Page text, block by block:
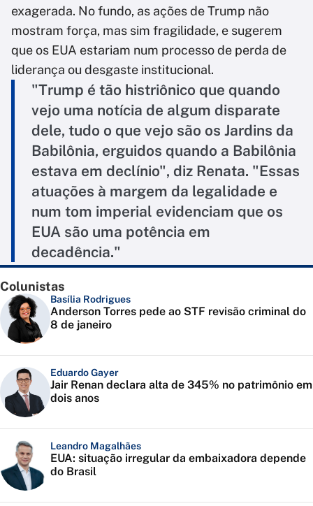
exagerada. No fundo, as ações de Trump não
mostram força, mas sim fragilidade, e sugerem
que os EUA estariam num processo de perda de
liderança ou desgaste institucional.
"Trump é tão histriônico que quando
vejo uma notícia de algum disparate
dele, tudo o que vejo são os Jardins da
Babilônia, erguidos quando a Babilônia
estava em declínio", diz Renata. "Essas
atuações à margem da legalidade e
num tom imperial evidenciam que os
EUA são uma potência em
decadência."
Colunistas
Basília Rodrigues
Anderson Torres pede ao STF revisão criminal do
8 de janeiro
Eduardo Gayer
Jair Renan declara alta de 345% no patrimônio em
dois anos
Leandro Magalhães
EUA: situação irregular da embaixadora depende
do Brasil